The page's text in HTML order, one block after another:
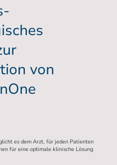
von
es dem Arzt, für jeden Patienten
für eine optimale klinische Lösung